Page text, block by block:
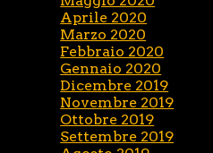
Aprile 2020
Marzo 2020
Febbraio 2020
Gennaio 2020
Dicembre 2019
Novembre 2019
Ottobre 2019
Settembre 2019